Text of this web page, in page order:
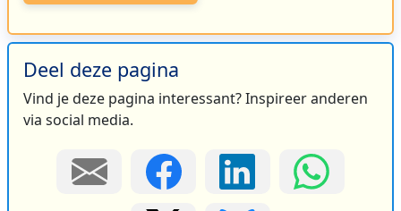
Deel deze pagina
Vind je deze pagina interessant? Inspireer anderen
via social media.